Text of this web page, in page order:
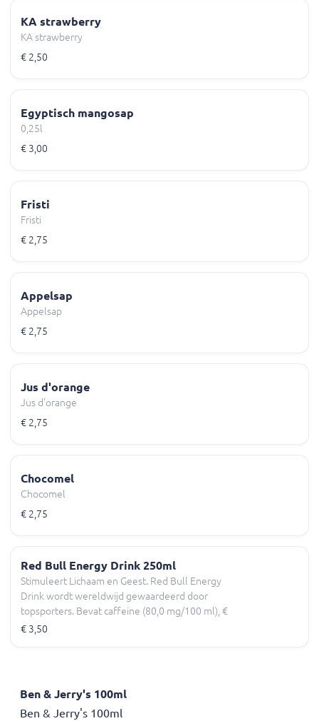
KA strawberry
KA strawberry
€ 2,50
Egyptisch mangosap
0,25l
€ 3,00
Fristi
Fristi
€ 2,75
Appelsap
Appelsap
€ 2,75
Jus d'orange
Jus d'orange
€ 2,75
Chocomel
Chocomel
€ 2,75
Red Bull Energy Drink 250ml
Stimuleert Lichaam en Geest. Red Bull Energy
Drink wordt wereldwijd gewaardeerd door
topsporters. Bevat caffeine (80,0 mg/100 ml), €
12,00/l, 0,25l
€ 3,50
Ben & Jerry's 100ml
Ben & Jerry's 100ml